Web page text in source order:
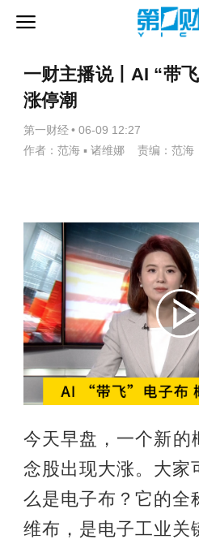
一财主播说丨AI “带
涨停潮
第一财经 • 06-09 12:27
作者：范海 ▪ 诸维娜 责编：范海
今天早盘，一个新
念股出现大涨。大家
么是电子布？它的全
维布，是电子工业关